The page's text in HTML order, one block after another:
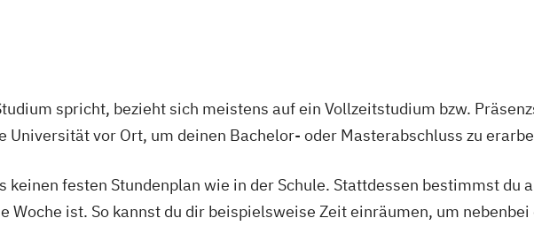
spricht, bezieht sich meistens auf ein Vollzeitstudium bzw.
Universität vor Ort, um deinen Bachelor- oder Masterabschluss zu
keinen festen Stundenplan wie in der Schule. Stattdessen bestimmst du
Woche ist. So kannst du dir beispielsweise Zeit einräumen, um